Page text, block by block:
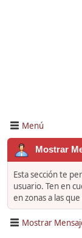
Menú
Mostrar
Esta sección te
usuario. Ten en
en zonas a las
Mostrar